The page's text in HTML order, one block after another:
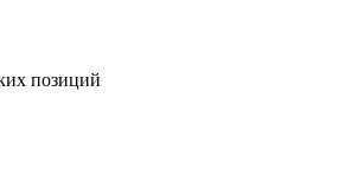
позиций